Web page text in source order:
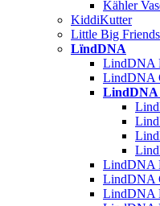
Kähler
KiddiKutter
Little Big Friends
LïndDNA
LindDNA
LindDNA
LindDNA
LindDNA
LindDNA
LindDNA